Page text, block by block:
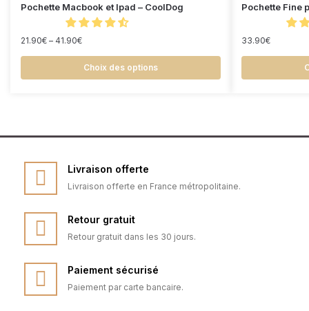
Pochette Macbook et Ipad – CoolDog
21.90€ – 41.90€
Choix des options
Pochette Fine
33.90€
Livraison offerte
Livraison offerte en France métropolitaine.
Retour gratuit
Retour gratuit dans les 30 jours.
Paiement sécurisé
Paiement par carte bancaire.